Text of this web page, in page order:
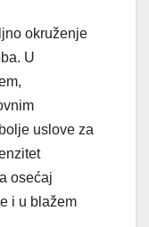
okruženje
U
uslove za
osećaj
i u blažem